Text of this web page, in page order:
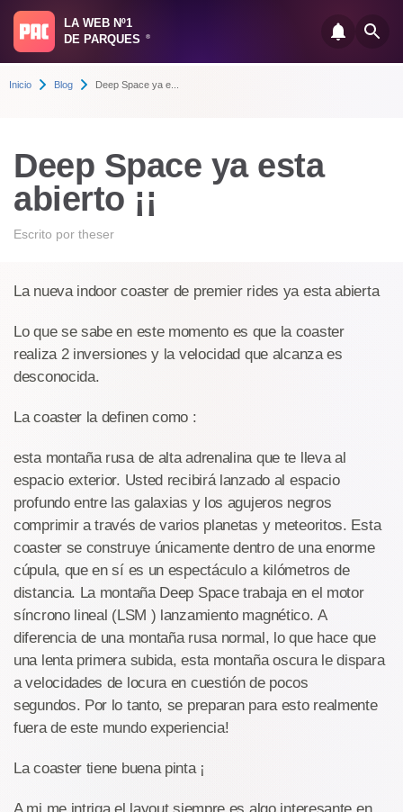
LA WEB Nº1
DE PARQUES
®
Inicio Blog Deep Space ya e...
Deep Space ya esta
abierto ¡¡
Escrito por theser
La nueva indoor coaster de premier rides ya esta abierta
Lo que se sabe en este momento es que la coaster
realiza 2 inversiones y la velocidad que alcanza es
desconocida.
La coaster la definen como :
esta montaña rusa de alta adrenalina que te lleva al
espacio exterior. Usted recibirá lanzado al espacio
profundo entre las galaxias y los agujeros negros
comprimir a través de varios planetas y meteoritos. Esta
coaster se construye únicamente dentro de una enorme
cúpula, que en sí es un espectáculo a kilómetros de
distancia. La montaña Deep Space trabaja en el motor
síncrono lineal (LSM ) lanzamiento magnético. A
diferencia de una montaña rusa normal, lo que hace que
una lenta primera subida, esta montaña oscura le dispara
a velocidades de locura en cuestión de pocos
segundos. Por lo tanto, se preparan para esto realmente
fuera de este mundo experiencia!
La coaster tiene buena pinta ¡